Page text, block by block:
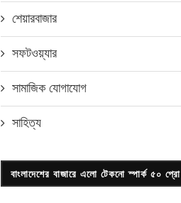
শেয়ারবাজার
সফটওয়্যার
সামাজিক যোগাযোগ
সাহিত্য
বাংলাদেশের বাজারে এলো টেকনো স্পার্ক ৫০ প্রো